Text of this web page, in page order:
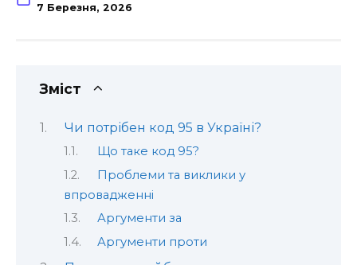
7 Березня, 2026
Зміст
Чи потрібен код 95 в Україні?
Що таке код 95?
Проблеми та виклики у
впровадженні
Аргументи за
Аргументи проти